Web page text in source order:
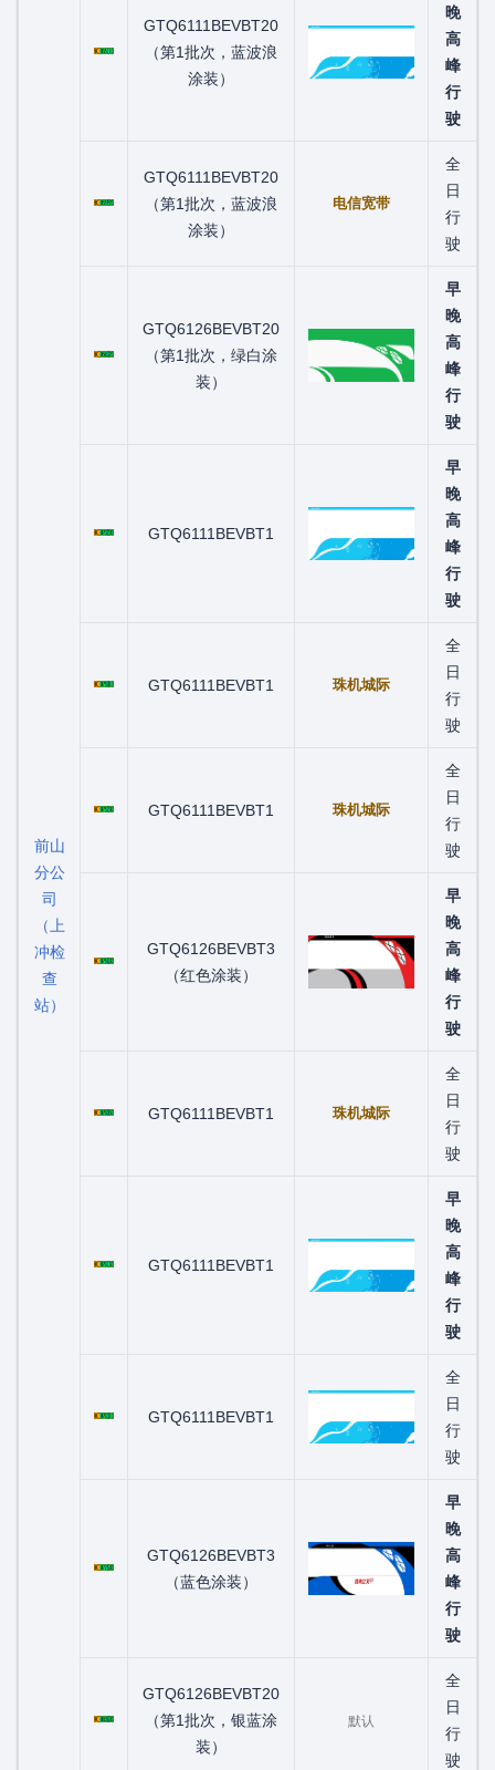
前山
分公
司
（上
冲检
查
站）
粤C05511D
GTQ6111BEVBT20
（第1批次，蓝波浪
涂装）
晚
高
峰
行
驶
粤C05592D
GTQ6111BEVBT20
（第1批次，蓝波浪
涂装）
电信宽带
全
日
行
驶
粤C05832D
GTQ6126BEVBT20
（第1批次，绿白涂
装）
早
晚
高
峰
行
驶
GTQ6111BEVBT1
早
晚
高
峰
行
驶
GTQ6111BEVBT1 珠机城际
全
日
行
驶
GTQ6111BEVBT1 珠机城际
全
日
行
驶
粤C07563D
GTQ6126BEVBT3
（红色涂装）
早
晚
高
峰
行
驶
GTQ6111BEVBT1 珠机城际
全
日
行
驶
GTQ6111BEVBT1
早
晚
高
峰
行
驶
GTQ6111BEVBT1
全
日
行
驶
粤C07750D
GTQ6126BEVBT3
（蓝色涂装）
早
晚
高
峰
行
驶
粤C08360D
GTQ6126BEVBT20
（第1批次，银蓝涂
装）
默认
全
日
行
驶